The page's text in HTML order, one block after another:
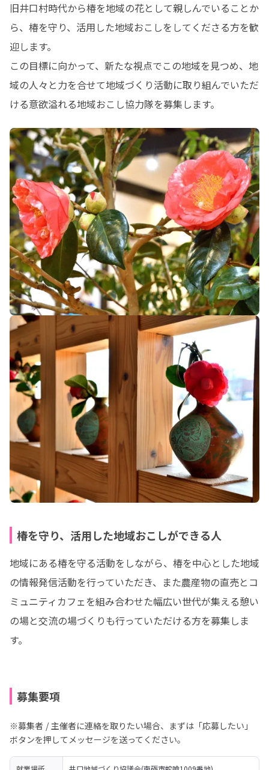
旧井口村時代から椿を地域の花として親しんでいることか
ら、椿を守り、活用した地域おこしをしてくださる方を歓
迎します。
この目標に向かって、新たな視点でこの地域を見つめ、地
域の人々と力を合せて地域づくり活動に取り組んでいただ
ける意欲溢れる地域おこし協力隊を募集します。
椿を守り、活用した地域おこしができる人
地域にある椿を守る活動をしながら、椿を中心とした地域
の情報発信活動を行っていただき、また農産物の直売とコ
ミュニティカフェを組み合わせた幅広い世代が集える憩い
の場と交流の場づくりも行っていただける方を募集しま
す。
募集要項
※募集者 / 主催者に連絡を取りたい場合、まずは「応募したい」
ボタンを押してメッセージを送ってください。